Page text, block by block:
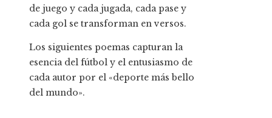
de juego y cada jugada, cada pase y
cada gol se transforman en versos.
Los siguientes poemas capturan la
esencia del fútbol y el entusiasmo de
cada autor por el «deporte más bello
del mundo».